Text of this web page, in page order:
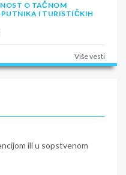
O TAČNOM
I TURISTIČKIH
Više vesti
ili u sopstvenom